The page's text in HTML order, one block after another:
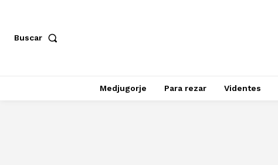
Buscar
Medjugorje Para rezar Videntes